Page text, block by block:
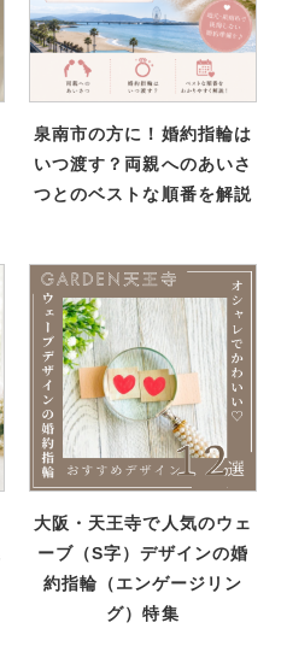
泉南市の方に！婚約指輪は
いつ渡す？両親へのあいさ
つとのベストな順番を解説
大阪・天王寺で人気のウェ
ーブ（S字）デザインの婚
約指輪（エンゲージリン
グ）特集